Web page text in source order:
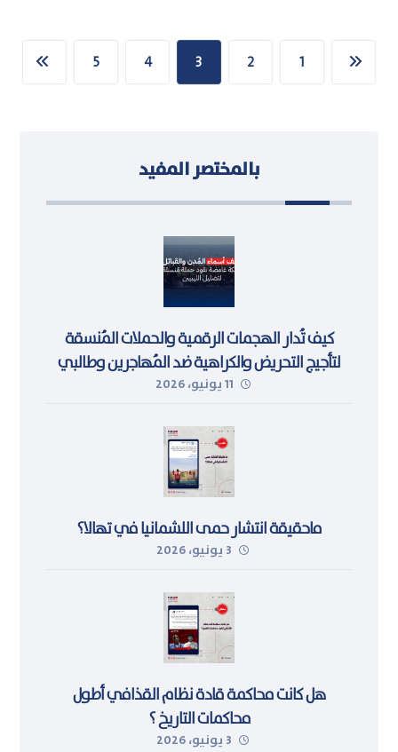
1
2
3
4
5
بالمختصر المفيد
كيف تُدار الهجمات الرقمية والحملات المُنسقة
لتأجيج التحريض والكراهية ضد المُهاجرين وطالبي
اللجوء في ليبيا
11 يونيو، 2026
ماحقيقة انتشار حمى اللشمانيا في تهالا؟
3 يونيو، 2026
هل كانت محاكمة قادة نظام القذافي أطول
محاكمات التاريخ ؟
3 يونيو، 2026